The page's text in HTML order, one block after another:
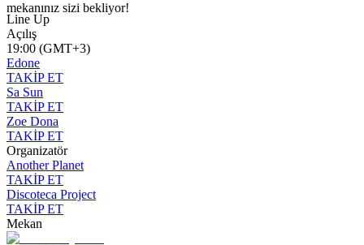
mekanınız sizi bekliyor!
Line Up
Açılış
19:00 (GMT+3)
Edone
TAKİP ET
Sa Sun
TAKİP ET
Zoe Dona
TAKİP ET
Organizatör
Another Planet
TAKİP ET
Discoteca Project
TAKİP ET
Mekan